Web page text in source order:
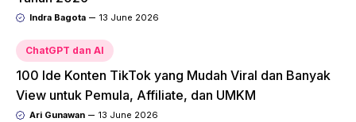
Indra Bagota 13 June 2026
ChatGPT dan AI
100 Ide Konten TikTok yang Mudah Viral dan Banyak
View untuk Pemula, Affiliate, dan UMKM
Ari Gunawan 13 June 2026